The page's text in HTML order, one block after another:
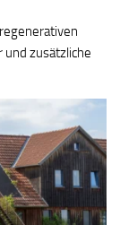
zusätzliche